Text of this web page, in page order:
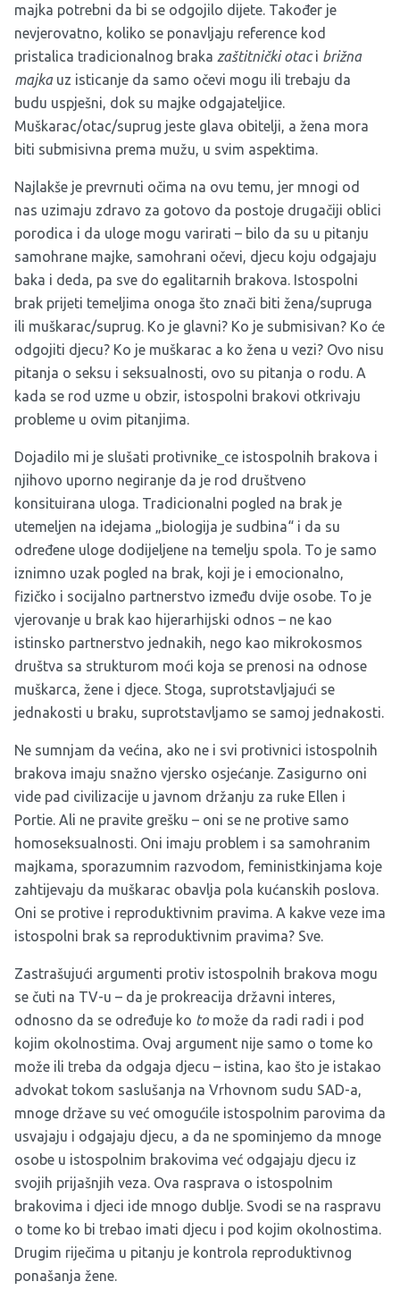
majka potrebni da bi se odgojilo dijete. Također je
nevjerovatno, koliko se ponavljaju reference kod
pristalica tradicionalnog braka zaštitnički otaci brižna
majkauz isticanje da samo očevi mogu ili trebaju da
budu uspješni, dok su majke odgajateljice.
Muškarac/otac/suprug jeste glava obitelji, a žena mora
biti submisivna prema mužu, u svim aspektima.
Najlakše je prevrnuti očima na ovu temu, jer mnogi od
nas uzimaju zdravo za gotovo da postoje drugačiji oblici
porodica i da uloge mogu varirati – bilo da su u pitanju
samohrane majke, samohrani očevi, djecu koju odgajaju
baka i deda, pa sve do egalitarnih brakova. Istospolni
brak prijeti temeljima onoga što znači biti žena/supruga
ili muškarac/suprug. Ko je glavni? Ko je submisivan? Ko će
odgojiti djecu? Ko je muškarac a ko žena u vezi? Ovo nisu
pitanja o seksu i seksualnosti, ovo su pitanja o rodu. A
kada se rod uzme u obzir, istospolni brakovi otkrivaju
probleme u ovim pitanjima.
Dojadilo mi je slušati protivnike_ce istospolnih brakova i
njihovo uporno negiranje da je rod društveno
konsituirana uloga. Tradicionalni pogled na brak je
utemeljen na idejama „biologija je sudbina“ i da su
određene uloge dodijeljene na temelju spola. To je samo
iznimno uzak pogled na brak, koji je i emocionalno,
fizičko i socijalno partnerstvo između dvije osobe. To je
vjerovanje u brak kao hijerarhijski odnos – ne kao
istinsko partnerstvo jednakih, nego kao mikrokosmos
društva sa strukturom moći koja se prenosi na odnose
muškarca, žene i djece. Stoga, suprotstavljajući se
jednakosti u braku, suprotstavljamo se samoj jednakosti.
Ne sumnjam da većina, ako ne i svi protivnici istospolnih
brakova imaju snažno vjersko osjećanje. Zasigurno oni
vide pad civilizacije u javnom držanju za ruke Ellen i
Portie. Ali ne pravite grešku – oni se ne protive samo
homoseksualnosti. Oni imaju problem i sa samohranim
majkama, sporazumnim razvodom, feministkinjama koje
zahtijevaju da muškarac obavlja pola kućanskih poslova.
Oni se protive i reproduktivnim pravima. A kakve veze ima
istospolni brak sa reproduktivnim pravima? Sve.
Zastrašujući argumenti protiv istospolnih brakova mogu
se čuti na TV-u – da je prokreacija državni interes,
odnosno da se određuje ko tomože da radi radi i pod
kojim okolnostima. Ovaj argument nije samo o tome ko
može ili treba da odgaja djecu – istina, kao što je istakao
advokat tokom saslušanja na Vrhovnom sudu SAD-a,
mnoge države su već omogućile istospolnim parovima da
usvajaju i odgajaju djecu, a da ne spominjemo da mnoge
osobe u istospolnim brakovima već odgajaju djecu iz
svojih prijašnjih veza. Ova rasprava o istospolnim
brakovima i djeci ide mnogo dublje. Svodi se na raspravu
o tome ko bi trebao imati djecu i pod kojim okolnostima.
Drugim riječima u pitanju je kontrola reproduktivnog
ponašanja žene.